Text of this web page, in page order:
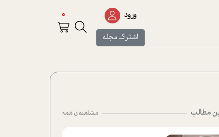
ورود
اشتراک مجله
0
مطالب مشاهده ی همه